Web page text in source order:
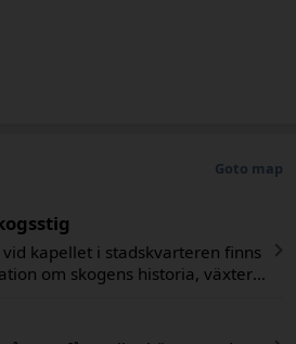
Goto map
kapellet i stadskvarteren finns
om skogens historia, växter